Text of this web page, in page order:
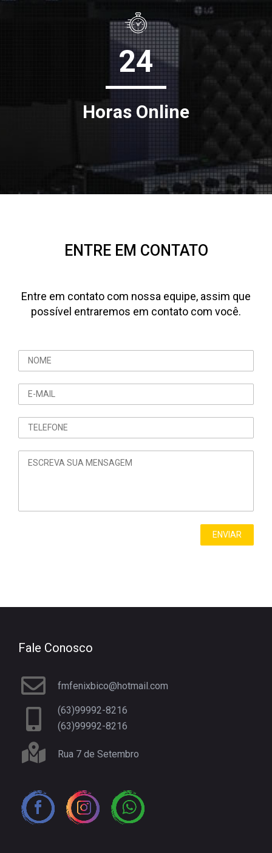
24
Horas Online
ENTRE EM CONTATO
Entre em contato com nossa equipe, assim que
possível entraremos em contato com você.
Fale Conosco
fmfenixbico@hotmail.com
(63)99992-8216
(63)99992-8216
Rua 7 de Setembro